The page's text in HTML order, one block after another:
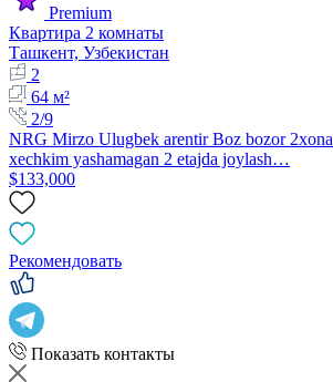
Premium
Квартира 2 комнаты
Ташкент, Узбекистан
2
64 м²
2/9
NRG Mirzo Ulugbek arentir Boz bozor
xechkim yashamagan 2 etajda joylash…
$133,000
Рекомендовать
Показать контакты